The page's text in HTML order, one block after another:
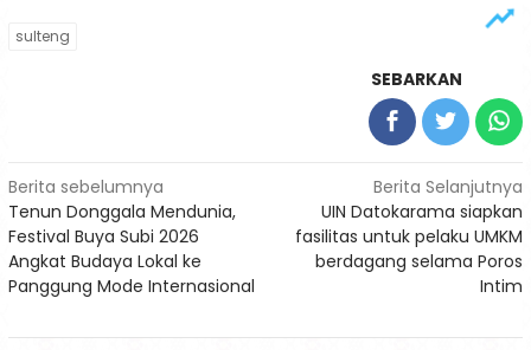
sulteng
SEBARKAN
Navigasi
pos
Berita sebelumnya
Tenun Donggala Mendunia,
Festival Buya Subi 2026
Angkat Budaya Lokal ke
Panggung Mode Internasional
Berita Selanjutnya
UIN Datokarama siapkan
fasilitas untuk pelaku UMKM
berdagang selama Poros
Intim